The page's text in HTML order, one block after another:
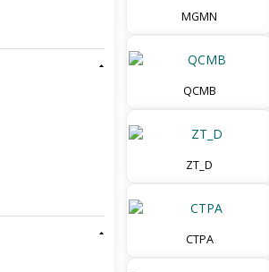
MGMN
QCMB
ZT_D
CTPA